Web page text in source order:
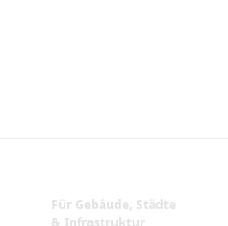
Für Gebäude, Städte
& Infrastruktur